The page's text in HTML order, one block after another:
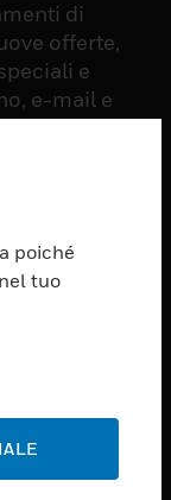
di
offerte,
e
e-mail e
poiché
tuo